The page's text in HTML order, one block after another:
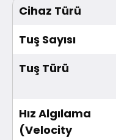
Cihaz Türü
Tuş Sayısı
Tuş Türü
Hız Algılama
(Velocity